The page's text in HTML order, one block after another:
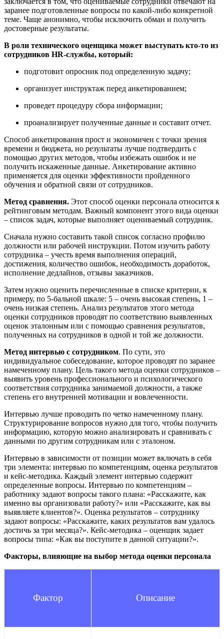
заранее подготовленные вопросы по какой-либо конкретной
теме. Чаще анонимно, чтобы исключить обман и получить
достоверные результаты.
В роли технического оценщика может выступать кто-то из
сотрудников HR-службы, который:
подготовит опросник под определенную задачу;
организует инструктаж перед анкетированием;
проведет процедуру сбора информации;
проанализирует полученные данные и составит отчет.
Способ анкетирования прост и экономичен с точки зрения
времени и бюджета, но результаты лучше подтвердить с
помощью других методов, чтобы избежать ошибок и не
получить искаженные данные. Анкетирование активно
применяется для оценки эффективности пройденного
обучения и обратной связи от сотрудников.
Метод сравнения. Этот способ оценки персонала относится к
рейтинговым методам. Важный компонент этого вида оценки
– список задач, которые выполняет оцениваемый сотрудник.
Сначала нужно составить такой список согласно профилю
должности или рабочей инструкции. Потом изучить работу
сотрудника – учесть время выполнения операций,
достижения, количество ошибок, необходимость доработок,
исполнение дедлайнов, отзывы заказчиков.
Затем нужно оценить перечисленные в списке критерии, к
примеру, по 5-бальной шкале: 5 – очень высокая степень, 1 –
очень низкая степень. Анализ результатов этого метода
оценки сотрудников проводят по соответствию выявленных
оценок эталонным или с помощью сравнения результатов,
полученных на сотрудников в одной и той же должности.
Метод интервью с сотрудником. По сути, это
индивидуальное собеседование, которое проводят по заранее
намеченному плану. Цель такого метода оценки сотрудников –
выявить уровень профессионального и психологического
соответствия сотрудника занимаемой должности, а также
степень его внутренней мотивации и вовлеченности.
Интервью лучше проводить по четко намеченному плану.
Структурирование вопросов нужно для того, чтобы получить
информацию, которую можно анализировать и сравнивать с
данными по другим сотрудникам или с эталоном.
Интервью в зависимости от позиции может включать в себя
три элемента: интервью по компетенциям, оценка результатов
и кейс-методика. Каждый элемент интервью содержит
определенные вопросы. Интервью по компетенциям –
работнику задают вопросы такого плана: «Расскажите, как
именно вы организовали работу?» или «Расскажите, как вы
выявляете клиентов?». Оценка результатов – сотруднику
задают вопросы: «Расскажите, каких результатов вам удалось
достичь за три месяца?». Кейс-методика – оценщик задает
вопросы типа: «Как вы поступите в данной ситуации?».
Факторы, влияющие на выбор метода оценки персонала
Фактор Описание